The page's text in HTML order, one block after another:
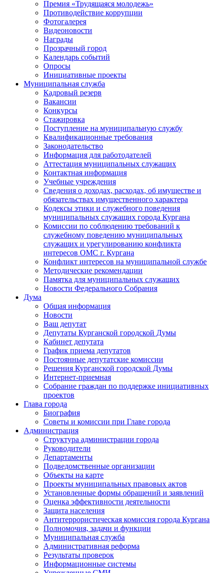
Премия «Трудящаяся молодежь»
Противодействие коррупции
Фотогалерея
Видеоновости
Награды
Прозрачный город
Календарь событий
Опросы
Инициативные проекты
Муниципальная служба
Кадровый резерв
Вакансии
Конкурсы
Стажировка
Поступление на муниципальную службу
Квалификационные требования
Законодательство
Информация для работодателей
Аттестация муниципальных служащих
Контактная информация
Учебные учреждения
Сведения о доходах, расходах, об имуществе и
обязательствах имущественного характера
Кодексы этики и служебного поведения
муниципальных служащих города Кургана
Комиссии по соблюдению требований к
служебному поведению муниципальных
служащих и урегулированию конфликта
интересов ОМС г. Кургана
Конфликт интересов на муниципальной службе
Методические рекомендации
Памятка для муниципальных служащих
Новости Федерального Cобрания
Дума
Общая информация
Новости
Ваш депутат
Депутаты Курганской городской Думы
Кабинет депутата
График приема депутатов
Постоянные депутатские комиссии
Решения Курганской городской Думы
Интернет-приемная
Собрание граждан по поддержке инициативных
проектов
Глава города
Биография
Советы и комиссии при Главе города
Администрация
Структура администрации города
Руководители
Департаменты
Подведомственные организации
Объекты на карте
Проекты муниципальных правовых актов
Установленные формы обращений и заявлений
Оценка эффективности деятельности
Защита населения
Антитеррористическая комиссия города Кургана
Полномочия, задачи и функции
Муниципальная служба
Административная реформа
Результаты проверок
Информационные системы